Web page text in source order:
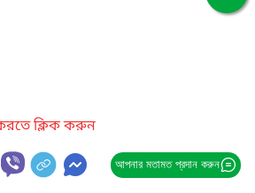
ক্লিক করুন
আপনার মতামত প্রদান করুন